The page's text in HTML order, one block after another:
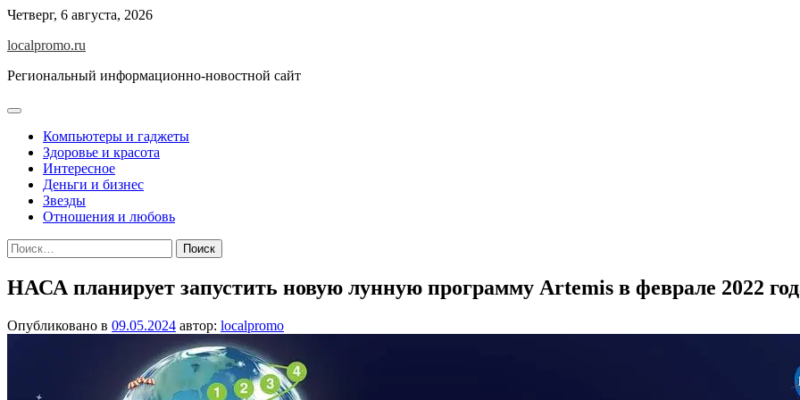
Перейти
содержимому
Четверг, 6 августа, 2026
localpromo.ru
Региональный информационно-новостной сайт
Компьютеры и гаджеты
Здоровье и красота
Интересное
Деньги и бизнес
Звезды
Отношения и любовь
Найти:
НАСА планирует запустить новую лунную программу Artemis в феврале 2022
Опубликовано в 09.05.2024 автор: localpromo